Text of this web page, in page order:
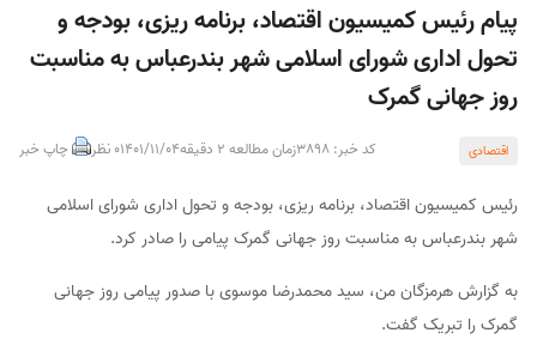
پیام رئیس کمیسیون اقتصاد، برنامه ریزی، بودجه و
تحول اداری شورای اسلامی شهر بندرعباس به مناسبت
روز جهانی گمرک
اقتصادی کد خبر: 3898 زمان مطالعه 2 دقیقه 1401/11/040 نظر چاپ خبر
رئیس کمیسیون اقتصاد، برنامه ریزی، بودجه و تحول اداری شورای اسلامی
شهر بندرعباس به مناسبت روز جهانی گمرک پیامی را صادر کرد.
به گزارش هرمزگان من، سید محمدرضا موسوی با صدور پیامی روز جهانی
گمرک را تبریک گفت.